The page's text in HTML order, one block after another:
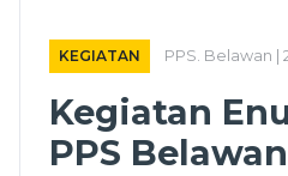
KEGIATAN PPS. Belawan |
Kegiatan
PPS Belawan